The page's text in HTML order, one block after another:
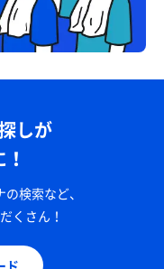
しが
検索など、
くさん！
ド